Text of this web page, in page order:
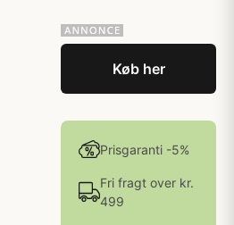
Køb her
Prisgaranti -5%
Fri fragt over kr.
499